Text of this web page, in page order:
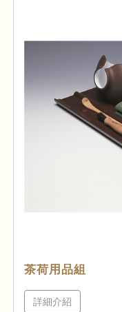
茶荷用品組
詳細介紹